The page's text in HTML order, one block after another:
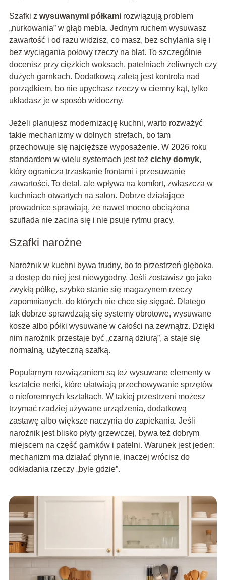
Szafki z wysuwanymi półkamirozwiązują problem
„nurkowania” w głąb mebla. Jednym ruchem wysuwasz
zawartość i od razu widzisz, co masz, bez schylania się i
bez wyciągania połowy rzeczy na blat. To szczególnie
docenisz przy ciężkich woksach, patelniach żeliwnych czy
dużych garnkach. Dodatkową zaletą jest kontrola nad
porządkiem, bo nie upychasz rzeczy w ciemny kąt, tylko
układasz je w sposób widoczny.
Jeżeli planujesz modernizację kuchni, warto rozważyć
takie mechanizmy w dolnych strefach, bo tam
przechowuje się najcięższe wyposażenie. W 2026 roku
standardem w wielu systemach jest też cichy domyk,
który ogranicza trzaskanie frontami i przesuwanie
zawartości. To detal, ale wpływa na komfort, zwłaszcza w
kuchniach otwartych na salon. Dobrze działające
prowadnice sprawiają, że nawet mocno obciążona
szuflada nie zacina się i nie psuje rytmu pracy.
Szafki narożne
Narożnik w kuchni bywa trudny, bo to przestrzeń głęboka,
a dostęp do niej jest niewygodny. Jeśli zostawisz go jako
zwykłą półkę, szybko stanie się magazynem rzeczy
zapomnianych, do których nie chce się sięgać. Dlatego
tak dobrze sprawdzają się systemy obrotowe, wysuwane
kosze albo półki wysuwane w całości na zewnątrz. Dzięki
nim narożnik przestaje być „czarną dziurą”, a staje się
normalną, użyteczną szafką.
Popularnym rozwiązaniem są też wysuwane elementy w
kształcie nerki, które ułatwiają przechowywanie sprzętów
o nieforemnych kształtach. W takiej przestrzeni możesz
trzymać rzadziej używane urządzenia, dodatkową
zastawę albo większe naczynia do zapiekania. Jeśli
narożnik jest blisko płyty grzewczej, bywa też dobrym
miejscem na część garnków i patelni. Warunek jest jeden:
mechanizm ma działać płynnie, inaczej wrócisz do
odkładania rzeczy „byle gdzie”.